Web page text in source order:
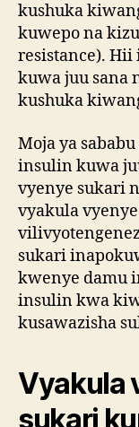
kushuka
kuwepo na
resistance).
kuwa juu sana
kushuka
Moja ya
insulin kuwa
vyenye sukari
vyakula
sukari
kwenye damu
insulin kwa
kusawazisha
Vyakula
sukari